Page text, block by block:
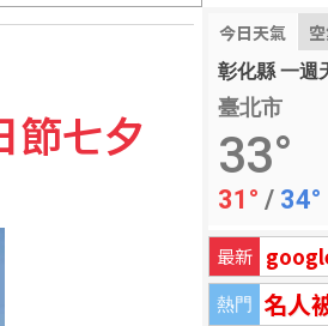
今日天氣
彰化縣 一週
臺北市
33°
31° / 34°
最新
熱門 名人
節七夕